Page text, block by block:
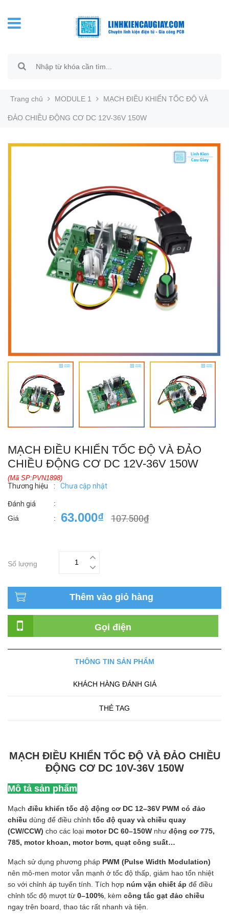
Trang chủ MODULE 1 MẠCH ĐIỀU KHIỂN TỐC ĐỘ VÀ
ĐẢO CHIỀU ĐỘNG CƠ DC 12V-36V 150W
MẠCH ĐIỀU KHIỂN TỐC ĐỘ VÀ ĐẢO
CHIỀU ĐỘNG CƠ DC 12V-36V 150W
(Mã SP:PVN1898)
Thương hiệu : Chưa cập nhật
Đánh giá
:
Giá
: 63.000₫ 107.500₫
Số lượng
Thêm vào giỏ hàng
Gọi điện
THÔNG TIN SẢN PHẨM
KHÁCH HÀNG ĐÁNH GIÁ
THẺ TAG
MẠCH ĐIỀU KHIỂN TỐC ĐỘ VÀ ĐẢO CHIỀU
ĐỘNG CƠ DC 10V-36V 150W
Mô tả sản phẩm
Mạch điều khiển tốc độ động cơ DC 12–36V PWM có đảo
chiều dùng để điều chỉnh tốc độ quay và chiều quay
(CW/CCW) cho các loại motor DC 60–150W như động cơ 775,
785, motor khoan, motor bơm, quạt công suất…
Mạch sử dụng phương pháp PWM (Pulse Width Modulation)
nên mô-men motor vẫn mạnh ở tốc độ thấp, giảm hao tổn nhiệt
so với chỉnh áp tuyến tính. Tích hợp núm vặn chiết áp để điều
chỉnh tốc độ mượt từ 0–100% , kèm công tắc gạt đảo chiều
ngay trên board, thao tác rất nhanh và tiện.